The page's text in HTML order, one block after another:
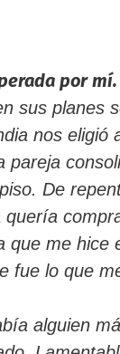
por mí.
sus planes
nos eligió
pareja
De
que me hice
fue lo que
alguien